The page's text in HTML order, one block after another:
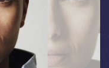
είχαν την ευκαιρία να
να συμμετάσχουν σε
καλλιεργώντας το
με το νέο σχολικό